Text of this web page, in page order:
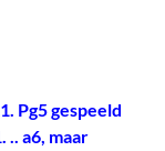
Pg5 gespeeld
a6, maar